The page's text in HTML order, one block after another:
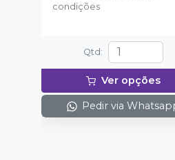
condições
Qtd :
Ver opções
Pedir via